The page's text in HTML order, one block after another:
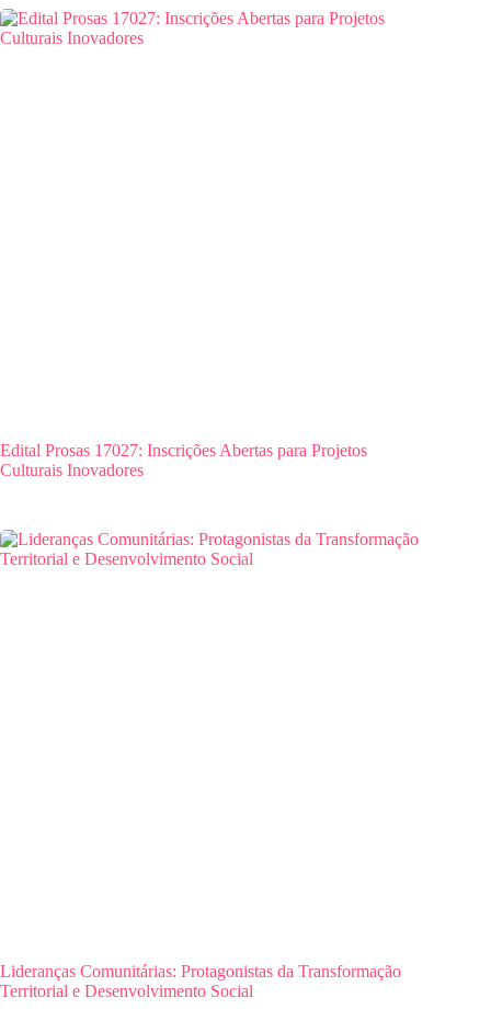
Edital Prosas 17027: Inscrições Abertas para Projetos
Culturais Inovadores
Lideranças Comunitárias: Protagonistas da Transformação
Territorial e Desenvolvimento Social